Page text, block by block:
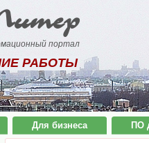
портал
РАБОТЫ
Для бизнеса ПО